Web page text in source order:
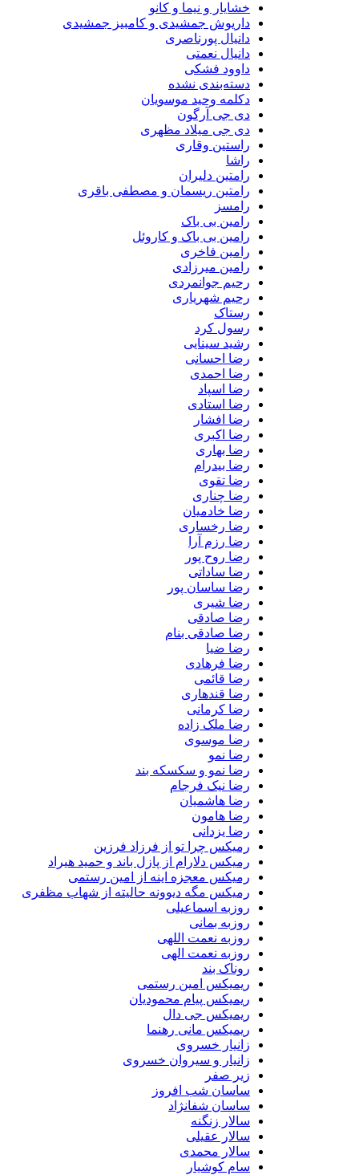
خشایار و نیما و کانو
داریوش جمشیدی و کامبیز جمشیدی
دانیال پورناصری
دانیال نعمتی
داوود فشکی
دسته‌بندی نشده
دکلمه وحید موسویان
دی جی آرگون
دی جی میلاد مظهری
راستین وقاری
راشا
رامتین دلیران
رامتین ریسمان و مصطفی باقری
رامسز
رامین بی باک
رامین بی باک و کاروئل
رامین فاخری
رامین میرزادی
رحیم جوانمردی
رحیم شهریاری
رستاک
رسول کرد
رشید سینایی
رضا احسانی
رضا احمدی
رضا اسپاد
رضا استادی
رضا افشار
رضا اکبری
رضا بهاری
رضا بیدرام
رضا تقوی
رضا چناری
رضا خادمیان
رضا رخساری
رضا رزم آرا
رضا روح پور
رضا ساداتی
رضا ساسان پور
رضا شیری
رضا صادقی
رضا صادقی بنام
رضا ضیا
رضا فرهادی
رضا قائمی
رضا قندهاری
رضا کرمانی
رضا ملک زاده
رضا موسوی
رضا نمو
رضا نمو و سکسکه بند
رضا نیک فرجام
رضا هاشمیان
رضا هامون
رضا یزدانی
رمیکس چرا تو از فرزاد فرزین
رمیکس دلارام از پازل باند و حمید هیراد
رمیکس معجزه اینه از امین رستمی
رمیکس مگه دیوونه حالیته از شهاب مظفری
روزبه اسماعیلی
روزبه بمانی
روزبه نعمت اللهی
روزبه نعمت الهی
روناک بند
ریمیکس امین رستمی
ریمیکس پیام محمودیان
ریمیکس جی دال
ریمیکس مانی رهنما
زانیار خسروی
زانیار و سیروان خسروی
زیر صفر
ساسان شب افروز
ساسان شفانژاد
سالار زنگنه
سالار عقیلی
سالار محمدی
سام کوشیار